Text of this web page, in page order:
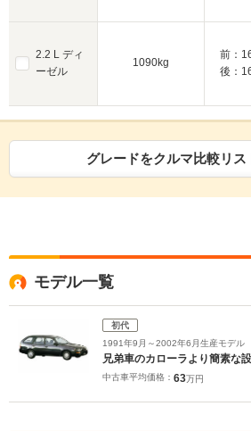
2.2 L ディ
ーゼル
1090kg
前：
後：
グレードをクルマ比較リス
モデル一覧
初代
1991年9月～2002年6月生産モデル
兄弟車のカローラより簡素な
中古車平均価格： 63万円